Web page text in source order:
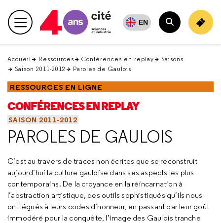
en
haut Menu principal EN
Rechercher
Accueil Ressources Conférences en replay
Saisons
Saison 2011-2012
Paroles de Gaulois
RESSOURCES EN LIGNE
CONFÉRENCES EN REPLAY
SAISON 2011-2012
PAROLES DE GAULOIS
C’est au travers de traces non écrites que se reconstruit
aujourd’hui la culture gauloise dans ses aspects les plus
contemporains. De la croyance en la réincarnation à
l’abstraction artistique, des outils sophistiqués qu’ils nous
ont légués à leurs codes d’honneur, en passant par leur goût
immodéré pour la conquête, l’image des Gaulois tranche